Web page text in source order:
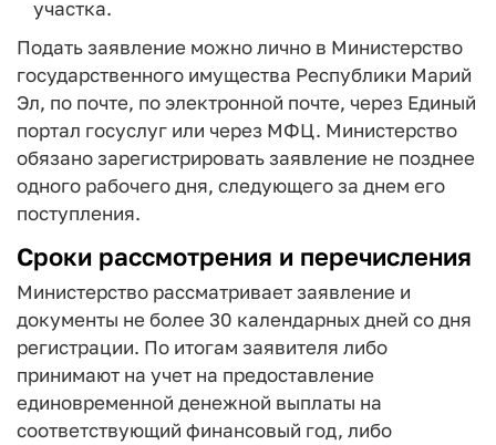
участка.
Подать заявление можно лично в Министерство
государственного имущества Республики Марий
Эл, по почте, по электронной почте, через Единый
портал госуслуг или через МФЦ. Министерство
обязано зарегистрировать заявление не позднее
одного рабочего дня, следующего за днем его
поступления.
Сроки рассмотрения и перечисления
Министерство рассматривает заявление и
документы не более 30 календарных дней со дня
регистрации. По итогам заявителя либо
принимают на учет на предоставление
единовременной денежной выплаты на
соответствующий финансовый год, либо